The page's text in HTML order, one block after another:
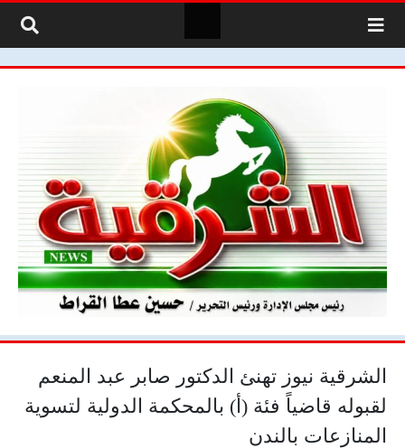
الشرقية نيوز تهنئ الدكتور صابر عبد المنعم
لقبوله قاضياً فئة (أ) بالمحكمة الدولية لتسوية
المنازعات بالندن